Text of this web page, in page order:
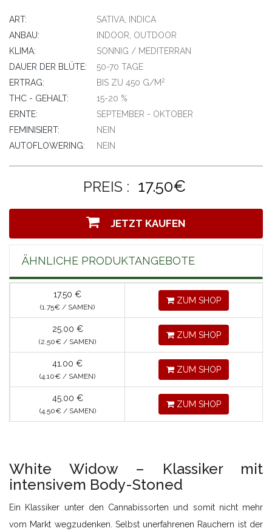
ART:
SATIVA, INDICA
ANBAU:
INDOOR, OUTDOOR
KLIMA:
SONNIG / MEDITERRAN
DAUER DER BLÜTE:
50-70 TAGE
ERTRAG:
BIS ZU 450 G/M2
THC - GEHALT:
15-20 %
ERNTE:
SEPTEMBER - OKTOBER
FEMINISIERT:
NEIN
AUTOFLOWERING:
NEIN
PREIS : 17.50€
JETZT KAUFEN
ÄHNLICHE PRODUKTANGEBOTE
17.50 €
(1.75€ / SAMEN)
ZUM SHOP
25.00 €
(2.50€ / SAMEN)
ZUM SHOP
41.00 €
(4.10€ / SAMEN)
ZUM SHOP
45.00 €
(4.50€/ SAMEN)
ZUM SHOP
White Widow – Klassiker mit
intensivem Body-Stoned
Ein Klassiker unter den Cannabissorten und somit nicht mehr
vom Markt wegzudenken. Selbst unerfahrenen Rauchern ist der